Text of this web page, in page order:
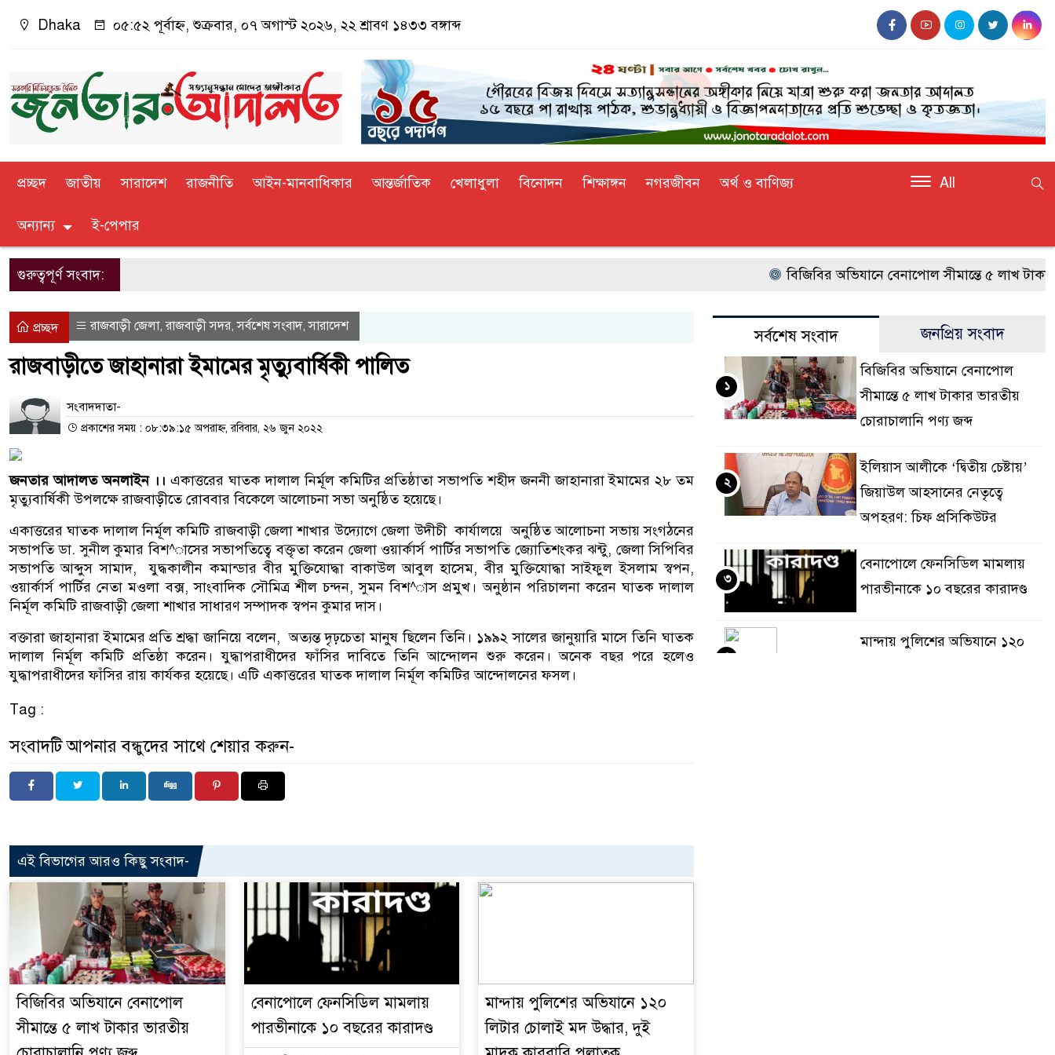
Dhaka ০৫:৫২ পূর্বাহ্ন, শুক্রবার, ০৭ অগাস্ট ২০২৬, ২২ শ্রাবণ ১৪৩৩ বঙ্গাব্দ
প্রচ্ছদ জাতীয় সারাদেশ রাজনীতি আইন-মানবাধিকার আন্তর্জাতিক খেলাধুলা বিনোদন শিক্ষাঙ্গন নগরজীবন অর্থ ও বাণিজ্য
অন্যান্য ই-পেপার
All
গুরুত্বপূর্ণ সংবাদ: বিজিবির অভিযানে বেনাপোল সীমান্তে ৫ লাখ টাকার
প্রচ্ছদ রাজবাড়ী জেলা,রাজবাড়ী সদর,সর্বশেষ সংবাদ,সারাদেশ
রাজবাড়ীতে জাহানারা ইমামের মৃত্যুবার্ষিকী পালিত
সংবাদদাতা-
প্রকাশের সময় : ০৮:৩৯:১৫ অপরাহ্ন, রবিবার, ২৬ জুন ২০২২
জনতার আদালত অনলাইন ।। একাত্তরের ঘাতক দালাল নির্মূল কমিটির প্রতিষ্ঠাতা সভাপতি শহীদ জননী জাহানারা ইমামের ২৮ তম
মৃত্যুবার্ষিকী উপলক্ষে রাজবাড়ীতে রোববার বিকেলে আলোচনা সভা অনুষ্ঠিত হয়েছে।
একাত্তরের ঘাতক দালাল নির্মূল কমিটি রাজবাড়ী জেলা শাখার উদ্যোগে জেলা উদীচী কার্যালয়ে অনুষ্ঠিত আলোচনা সভায় সংগঠনের
সভাপতি ডা. সুনীল কুমার বিশ^াসের সভাপতিত্বে বক্তৃতা করেন জেলা ওয়ার্কার্স পার্টির সভাপতি জ্যোতিশংকর ঝন্টু, জেলা সিপিবির
সভাপতি আব্দুস সামাদ, যুদ্ধকালীন কমান্ডার বীর মুক্তিযোদ্ধা বাকাউল আবুল হাসেম, বীর মুক্তিযোদ্ধা সাইফুল ইসলাম স্বপন,
ওয়ার্কার্স পার্টির নেতা মওলা বক্স, সাংবাদিক সৌমিত্র শীল চন্দন, সুমন বিশ^াস প্রমুখ। অনুষ্ঠান পরিচালনা করেন ঘাতক দালাল
নির্মূল কমিটি রাজবাড়ী জেলা শাখার সাধারণ সম্পাদক স্বপন কুমার দাস।
বক্তারা জাহানারা ইমামের প্রতি শ্রদ্ধা জানিয়ে বলেন, অত্যন্ত দৃঢ়চেতা মানুষ ছিলেন তিনি। ১৯৯২ সালের জানুয়ারি মাসে তিনি ঘাতক
দালাল নির্মূল কমিটি প্রতিষ্ঠা করেন। যুদ্ধাপরাধীদের ফাঁসির দাবিতে তিনি আন্দোলন শুরু করেন। অনেক বছর পরে হলেও
যুদ্ধাপরাধীদের ফাঁসির রায় কার্যকর হয়েছে। এটি একাত্তরের ঘাতক দালাল নির্মূল কমিটির আন্দোলনের ফসল।
Tag :
সংবাদটি আপনার বন্ধুদের সাথে শেয়ার করুন-
এই বিভাগের আরও কিছু সংবাদ-
বিজিবির অভিযানে বেনাপোল
সীমান্তে ৫ লাখ টাকার ভারতীয়
বেনাপোলে ফেনসিডিল মামলায়
পারভীনাকে ১০ বছরের কারাদণ্ড
মান্দায় পুলিশের অভিযানে ১২০
লিটার চোলাই মদ উদ্ধার, দুই
সর্বশেষ সংবাদ জনপ্রিয় সংবাদ
বিজিবির অভিযানে বেনাপোল
সীমান্তে ৫ লাখ টাকার ভারতীয়
চোরাচালানি পণ্য জব্দ
১
ইলিয়াস আলীকে ‘দ্বিতীয় চেষ্টায়’
জিয়াউল আহসানের নেতৃত্বে
অপহরণ: চিফ প্রসিকিউটর
২
বেনাপোলে ফেনসিডিল মামলায়
পারভীনাকে ১০ বছরের কারাদণ্ড
৩
মান্দায় পুলিশের অভিযানে ১২০
৪